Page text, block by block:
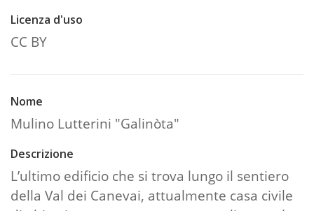
Licenza d'uso
CC BY
Nome
Mulino Lutterini "Galinòta"
Descrizione
L’ultimo edificio che si trova lungo il sentiero
della Val dei Canevai, attualmente casa civile